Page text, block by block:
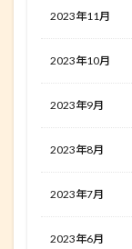
2023年11月
2023年10月
2023年9月
2023年8月
2023年7月
2023年6月